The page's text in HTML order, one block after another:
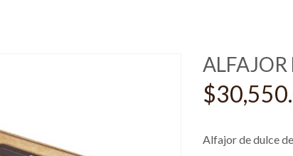
ALFAJOR
$
Alfajor de dulce